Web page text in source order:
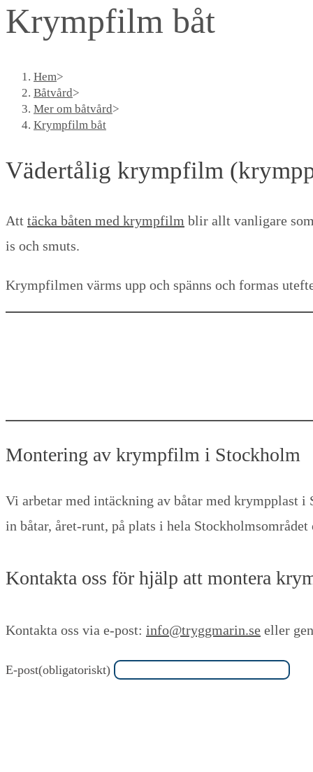
Krympfilm båt
Hem>
Båtvård>
Mer om båtvård>
Krympfilm båt
Vädertålig krympfilm
Att täcka båten med krympfilm blir allt vanligare
is och smuts.
Krympfilmen värms upp och spänns och formas
Montering av krympfilm i Stockholm
Vi arbetar med intäckning av båtar med krympplast
in båtar, året-runt, på plats i hela
Kontakta oss för hjälp att montera
Kontakta oss via e-post: info@tryggmarin.se eller
E-post(obligatoriskt)